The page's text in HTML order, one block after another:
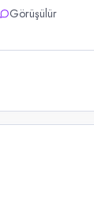
Görüşülür